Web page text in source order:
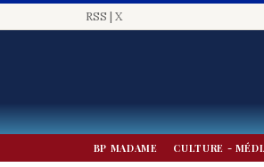
RSS | X
BP MADAME CULTURE -